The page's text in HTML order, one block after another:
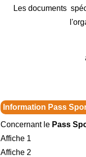
Les documents
Information Pass
Concernant le Pass
Affiche 1
Affiche 2